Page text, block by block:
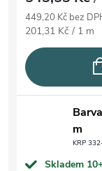
449,20 Kč bez
Měrná cena:
201,31 Kč / 1 m
m
KRP
Skladem